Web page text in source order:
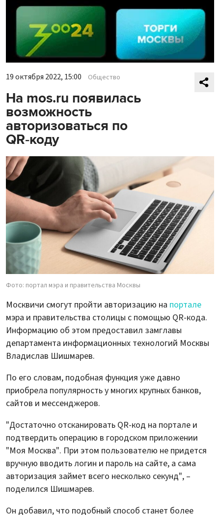
19 октября 2022, 15:00 Общество
На mos.ru появилась
возможность
авторизоваться по
QR‑коду
Фото: портал мэра и правительства Москвы
Москвичи смогут пройти авторизацию на портале
мэра и правительства столицы с помощью QR‑кода.
Информацию об этом предоставил замглавы
департамента информационных технологий Москвы
Владислав Шишмарев.
По его словам, подобная функция уже давно
приобрела популярность у многих крупных банков,
сайтов и мессенджеров.
"Достаточно отсканировать QR-код на портале и
подтвердить операцию в городском приложении
"Моя Москва". При этом пользователю не придется
вручную вводить логин и пароль на сайте, а сама
авторизация займет всего несколько секунд", –
поделился Шишмарев.
Он добавил, что подобный способ станет более